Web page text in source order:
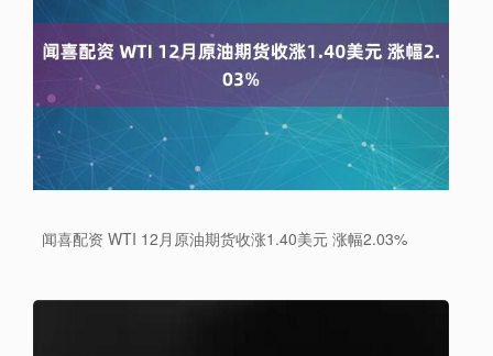
闻喜配资 WTI 12月原油期货收涨1.40美元 涨幅2.03%